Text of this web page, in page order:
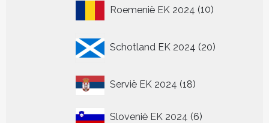
Roemenië EK 2024 1010
Schotland EK 2024 20
producten
Servië EK 2024 1818
Slovenië EK 2024 66